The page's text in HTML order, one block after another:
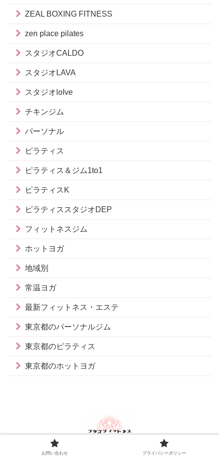
ZEAL BOXING FITNESS
zen place pilates
スタジオCALDO
スタジオLAVA
スタジオloIve
チキンジム
パーソナル
ピラティス
ピラティス＆ジム1to1
ピラティスK
ピラティススタジオDEP
フィットネスジム
ホットヨガ
地域別
常温ヨガ
最新フィットネス・エステ
東京都のパーソナルジム
東京都のピラティス
東京都のホットヨガ
お問い合わせ プライバシーポリシー
お問い合わせ プライバシーポリシー